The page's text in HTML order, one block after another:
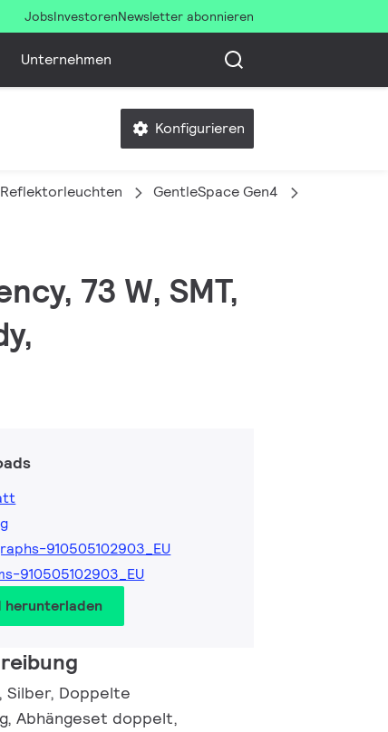
JobsInvestorenNewsletter abonnieren
Unternehmen
Konfigurieren
GentleSpace Gen4
73 W, SMT,
910505102903_EU
910505102903_EU
herunterladen
Silber, Doppelte
Abhängeset doppelt,